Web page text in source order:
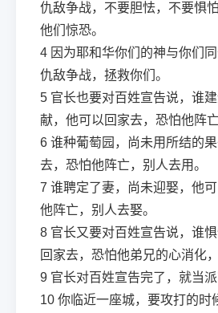
仇敌争战，不要胆怯，不要惧
他们惊恐。
4 因为耶和华你们的神与你们
仇敌争战，拯救你们。
5 官长也要对百姓宣告说，谁
献，他可以回家去，恐怕他阵
6 谁种葡萄园，尚未用所结的
去，恐怕他阵亡，别人去用。
7 谁聘定了妻，尚未迎娶，他
他阵亡，别人去娶。
8 官长又要对百姓宣告说，谁
回家去，恐怕他弟兄的心消化
9 官长对百姓宣告完了，就当派
10 你临近一座城，要攻打的时